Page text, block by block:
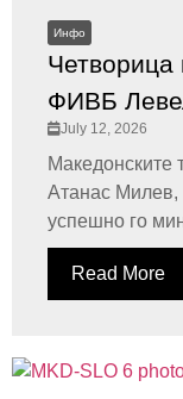
Инфо
Четворица
ФИВБ
July 12, 2026
Македонските
Атанас Милев,
успешно го
Read More